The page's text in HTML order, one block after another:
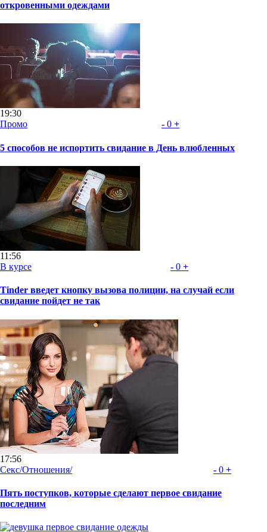
откровенными одеждами
19:30
Промо
- 0 +
5 способов не испортить свидание в День влюбленных
11:56
В курсе
- 0 +
Tinder введет кнопку вызова полиции, на случай если
свидание пойдет не так
17:56
Секс/Отношения/
- 0 +
Пять поступков, которые сделают первое свидание
последним